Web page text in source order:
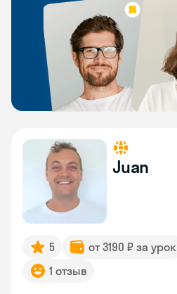
Juan
5 от 3190 ₽ за урок
1 отзыв